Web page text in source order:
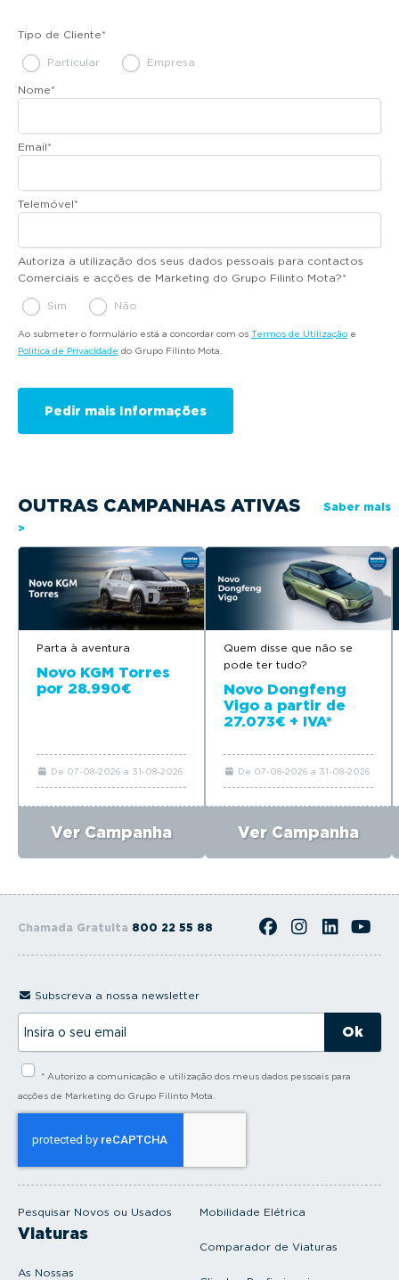
Tipo de Cliente*
Particular Empresa
Nome*
Email*
Telemóvel*
Autoriza a utilização dos seus dados pessoais para contactos
Comerciais e acções de Marketing do Grupo Filinto Mota?*
Sim Não
Ao submeter o formulário está a concordar com os Termos de Utilização e
Política de Privacidade do Grupo Filinto Mota.
OUTRAS CAMPANHAS ATIVAS
Saber mais
>
Parta à aventura
Novo KGM Torres
por 28.990€
De 07-08-2026 a 31-08-2026
Ver Campanha
Quem disse que não se
pode ter tudo?
Novo Dongfeng
Vigo a partir de
27.073€ + IVA*
De 07-08-2026 a 31-08-2026
Ver Campanha
Chamada Gratuita 800 22 55 88
Pesquisar Novos ou Usados
Viaturas
As Nossas
Mobilidade Elétrica
Comparador de Viaturas
Subscreva a nossa newsletter
s
* Autorizo a comunicação e utilização dos meus dados pessoais para
acções de Marketing do Grupo Filinto Mota.